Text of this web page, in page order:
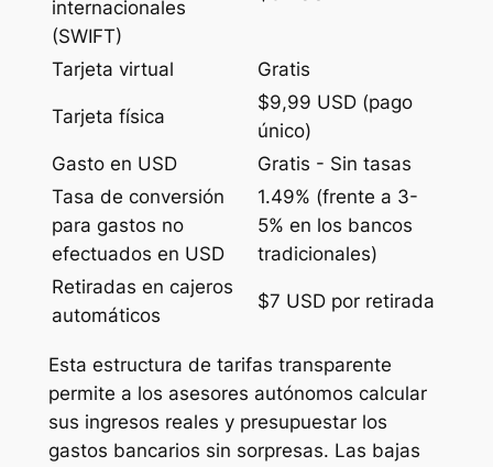
internacionales
(SWIFT)
Tarjeta virtual Gratis
Tarjeta física
$9,99 USD (pago
único)
Gasto en USD
Gratis - Sin tasas
Tasa de conversión
para gastos no
efectuados en USD
1.49% (frente a 3-
5% en los bancos
tradicionales)
Retiradas en cajeros
automáticos
$7 USD por retirada
Esta estructura de tarifas transparente
permite a los asesores autónomos calcular
sus ingresos reales y presupuestar los
gastos bancarios sin sorpresas. Las bajas